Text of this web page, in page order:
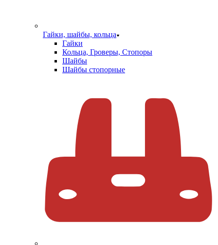
Гайки, шайбы, кольца
Гайки
Кольца, Гроверы, Стопоры
Шайбы
Шайбы стопорные